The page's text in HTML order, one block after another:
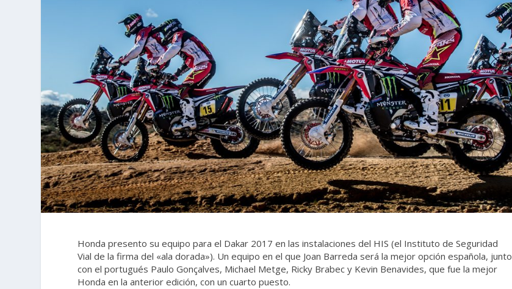
Honda presento su equipo para el Dakar 2017 en las instalaciones del HIS (el Instituto de Seguridad
Vial de la firma del «ala dorada»). Un equipo en el que Joan Barreda será la mejor opción española, junto
con el portugués Paulo Gonçalves, Michael Metge, Ricky Brabec y Kevin Benavides, que fue la mejor
Honda en la anterior edición, con un cuarto puesto.